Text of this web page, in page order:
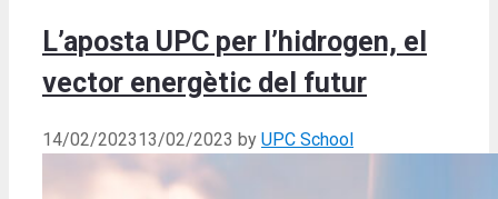
L’aposta UPC per l’hidrogen, el
vector energètic del futur
14/02/202313/02/2023 by UPC School